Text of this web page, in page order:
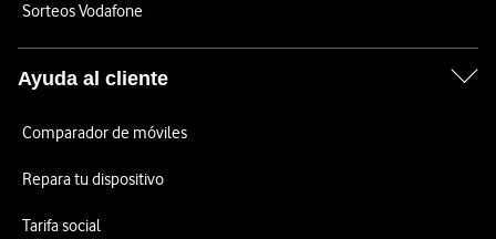
Sorteos Vodafone
Ayuda al cliente
Comparador de móviles
Repara tu dispositivo
Tarifa social